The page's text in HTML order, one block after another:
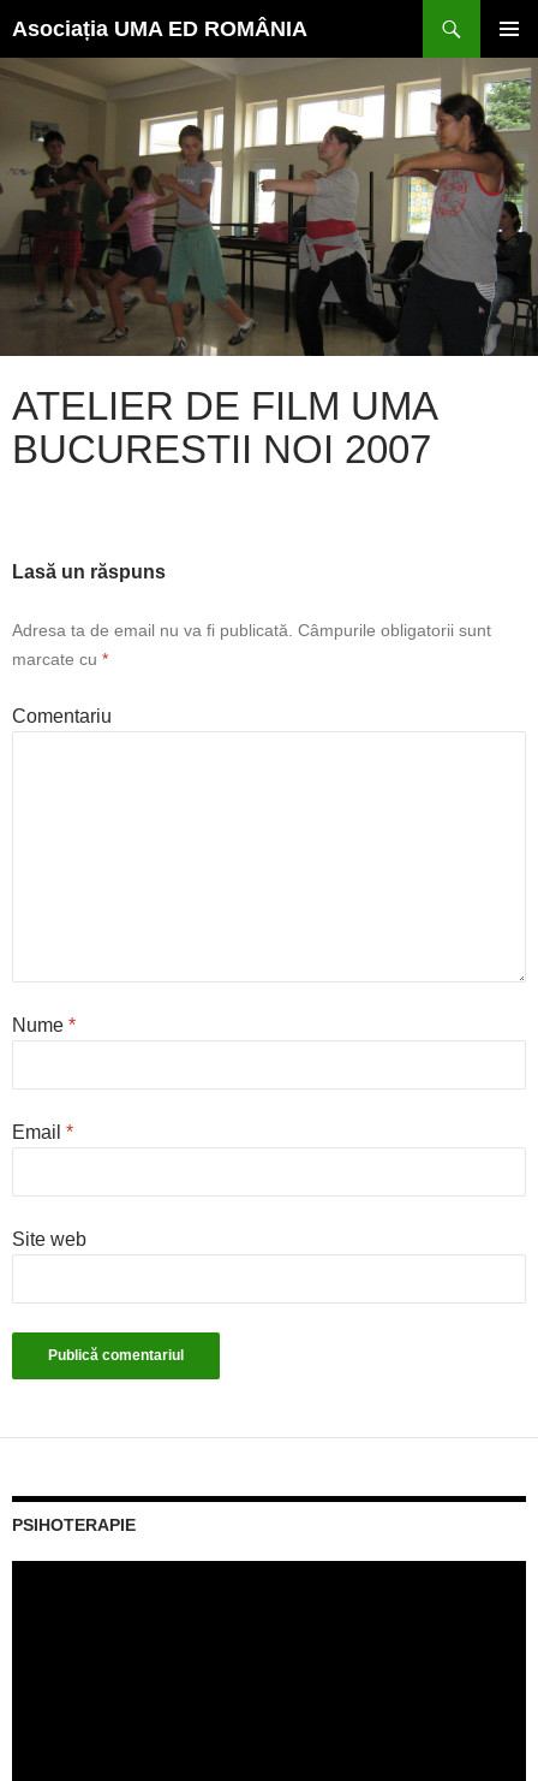
Asociația UMA ED ROMÂNIA
conținut
ATELIER DE FILM UMA
BUCURESTII NOI 2007
Lasă un răspuns
Adresa ta de email nu va fi publicată. Câmpurile obligatorii sunt
marcate cu *
Comentariu
Nume *
Email *
Site web
PSIHOTERAPIE